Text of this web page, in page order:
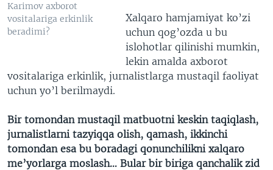
Karimov axborot
vositalariga erkinlik
beradimi?
Xalqaro hamjamiyat ko’zi
uchun qog’ozda u bu
islohotlar qilinishi mumkin,
lekin amalda axborot
vositalariga erkinlik, jurnalistlarga mustaqil faoliyat
uchun yo’l berilmaydi.
Bir tomondan mustaqil matbuotni keskin taqiqlash,
jurnalistlarni tazyiqqa olish, qamash, ikkinchi
tomondan esa bu boradagi qonunchilikni xalqaro
me’yorlarga moslash… Bular bir biriga qanchalik zid